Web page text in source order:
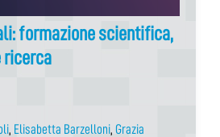
formazione scientifica,
ricerca
, Elisabetta Barzelloni, Grazia